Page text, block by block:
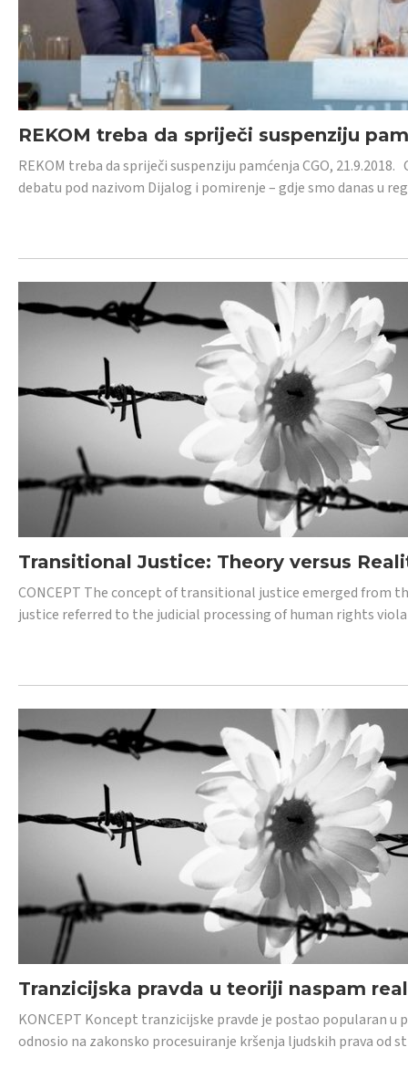
REKOM treba da spriječi suspenziju
REKOM treba da spriječi suspenziju pamćenja CGO,
debatu pod nazivom Dijalog i pomirenje – gdje smo danas u
Transitional Justice: Theory versus
CONCEPT The concept of transitional justice emerged
justice referred to the judicial processing of human rights
Tranzicijska pravda u teoriji naspam
KONCEPT Koncept tranzicijske pravde je postao popularan
odnosio na zakonsko procesuiranje kršenja ljudskih prava